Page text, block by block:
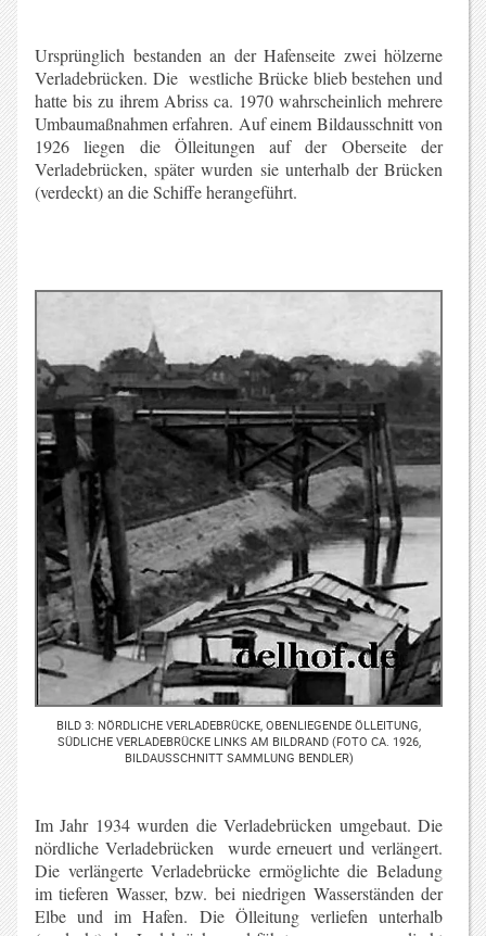
Ursprünglich bestanden an der Hafenseite zwei hölzerne
Verladebrücken. Die westliche Brücke blieb bestehen und
hatte bis zu ihrem Abriss ca. 1970 wahrscheinlich mehrere
Umbaumaßnahmen erfahren. Auf einem Bildausschnitt von
1926 liegen die Ölleitungen auf der Oberseite der
Verladebrücken, später wurden sie unterhalb der Brücken
(verdeckt) an die Schiffe herangeführt.
BILD 3: NÖRDLICHE VERLADEBRÜCKE, OBENLIEGENDE ÖLLEITUNG,
SÜDLICHE VERLADEBRÜCKE LINKS AM BILDRAND (FOTO CA. 1926,
BILDAUSSCHNITT SAMMLUNG BENDLER)
Im Jahr 1934 wurden die Verladebrücken umgebaut. Die
nördliche Verladebrücken wurde erneuert und verlängert.
Die verlängerte Verladebrücke ermöglichte die Beladung
im tieferen Wasser, bzw. bei niedrigen Wasserständen der
Elbe und im Hafen. Die Ölleitung verliefen unterhalb